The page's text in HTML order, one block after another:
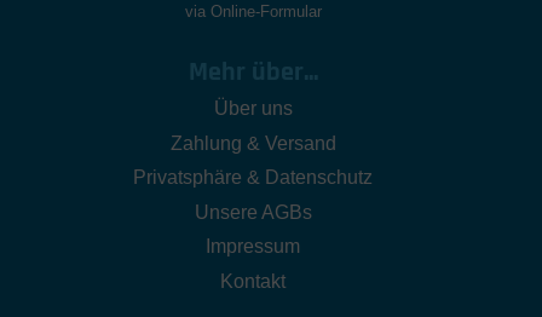
via Online-Formular
Mehr über...
Über uns
Zahlung & Versand
Privatsphäre & Datenschutz
Unsere AGBs
Impressum
Kontakt